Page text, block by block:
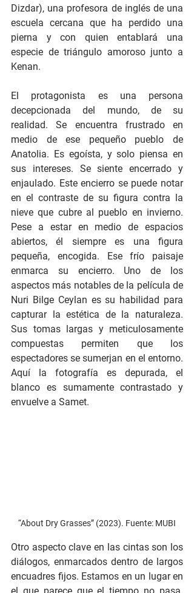
Dizdar), una profesora de inglés de una
escuela cercana que ha perdido una
pierna y con quien entablará una
especie de triángulo amoroso junto a
Kenan.
El protagonista es una persona
decepcionada del mundo, de su
realidad. Se encuentra frustrado en
medio de ese pequeño pueblo de
Anatolia. Es egoísta, y solo piensa en
sus intereses. Se siente encerrado y
enjaulado. Este encierro se puede notar
en el contraste de su figura contra la
nieve que cubre al pueblo en invierno.
Pese a estar en medio de espacios
abiertos, él siempre es una figura
pequeña, encogida. Ese frío paisaje
enmarca su encierro. Uno de los
aspectos más notables de la película de
Nuri Bilge Ceylan es su habilidad para
capturar la estética de la naturaleza.
Sus tomas largas y meticulosamente
compuestas permiten que los
espectadores se sumerjan en el entorno.
Aquí la fotografía es depurada, el
blanco es sumamente contrastado y
envuelve a Samet.
“About Dry Grasses” (2023). Fuente: MUBI
Otro aspecto clave en las cintas son los
diálogos, enmarcados dentro de largos
encuadres fijos. Estamos en un lugar en